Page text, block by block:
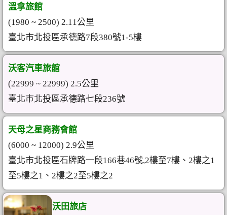
溫拿旅館
(1980 ~ 2500) 2.11公里
臺北市北投區承德路7段380號1-5樓
沃客汽車旅館
(22999 ~ 22999) 2.5公里
臺北市北投區承德路七段236號
天母之星商務會館
(6000 ~ 12000) 2.9公里
臺北市北投區石牌路一段166巷46號,2樓至7樓、2樓之1
至5樓之1、2樓之2至5樓之2
沃田旅店